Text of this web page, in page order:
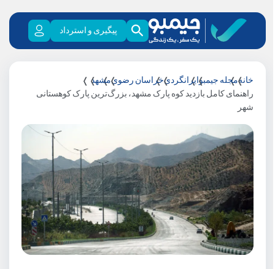
پیگیری و استرداد
خانهمجله جیمبوایرانگردیخراسان رضویمشهد
راهنمای کامل بازدید کوه پارک مشهد، بزرگ‌ترین پارک کوهستانی
شهر